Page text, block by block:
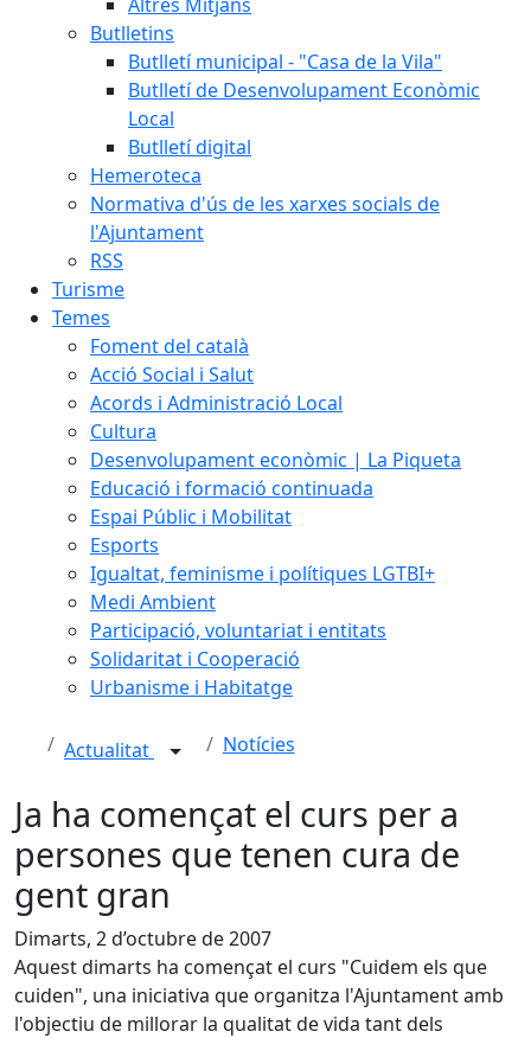
Butlletins
Butlletí municipal - "Casa de la Vila"
Butlletí de Desenvolupament Econòmic
Local
Butlletí digital
Hemeroteca
Normativa d'ús de les xarxes socials de
l'Ajuntament
RSS
Turisme
Temes
Foment del català
Acció Social i Salut
Acords i Administració Local
Cultura
Desenvolupament econòmic | La Piqueta
Educació i formació continuada
Espai Públic i Mobilitat
Esports
Igualtat, feminisme i polítiques LGTBI+
Medi Ambient
Participació, voluntariat i entitats
Solidaritat i Cooperació
Urbanisme i Habitatge
Actualitat Notícies
Ja ha començat el curs per a
persones que tenen cura de
gent gran
Dimarts, 2 d’octubre de 2007
Aquest dimarts ha començat el curs "Cuidem els que
cuiden", una iniciativa que organitza l'Ajuntament amb
l'objectiu de millorar la qualitat de vida tant dels